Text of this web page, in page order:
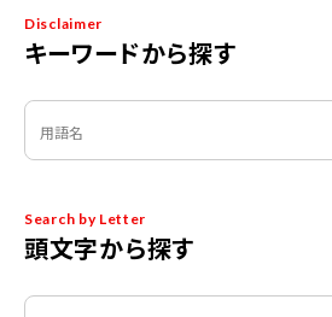
Disclaimer
キーワードから探す
Search by Letter
頭文字から探す